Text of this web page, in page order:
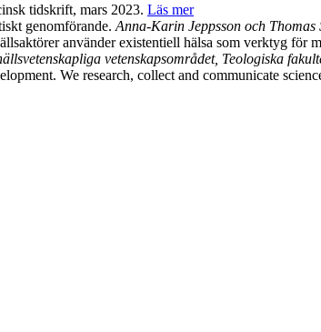
tidskrift, mars 2023. Läs mer
genomförande. Anna-Karin Jeppsson och Thomas
använder existentiell hälsa som verktyg för
vetenskapsområdet, Teologiska
We research, collect and communicate